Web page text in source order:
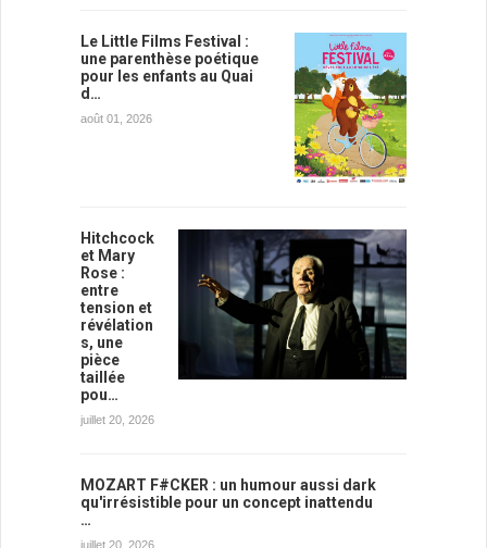
Le Little Films Festival :
une parenthèse poétique
pour les enfants au Quai
d…
août 01, 2026
Hitchcock
et Mary
Rose :
entre
tension et
révélation
s, une
pièce
taillée
pou…
juillet 20, 2026
MOZART F#CKER : un humour aussi dark
qu'irrésistible pour un concept inattendu
…
juillet 20, 2026